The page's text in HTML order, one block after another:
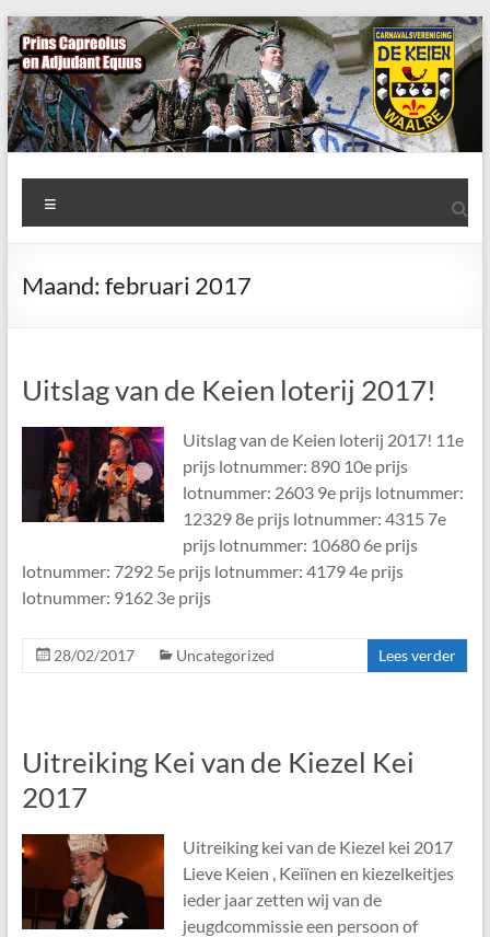
Ga
naar
de
inhoud
AWC
de
Keien
De
Maand: februari 2017
Uitslag van de Keien loterij 2017!
Uitslag van de Keien loterij 2017! 11e
prijs lotnummer: 890 10e prijs
lotnummer: 2603 9e prijs lotnummer:
12329 8e prijs lotnummer: 4315 7e
prijs lotnummer: 10680 6e prijs
lotnummer: 7292 5e prijs lotnummer: 4179 4e prijs
lotnummer: 9162 3e prijs
28/02/2017 Uncategorized Lees verder
Uitreiking Kei van de Kiezel Kei
2017
Uitreiking kei van de Kiezel kei 2017
Lieve Keien , Keiïnen en kiezelkeitjes
ieder jaar zetten wij van de
jeugdcommissie een persoon of